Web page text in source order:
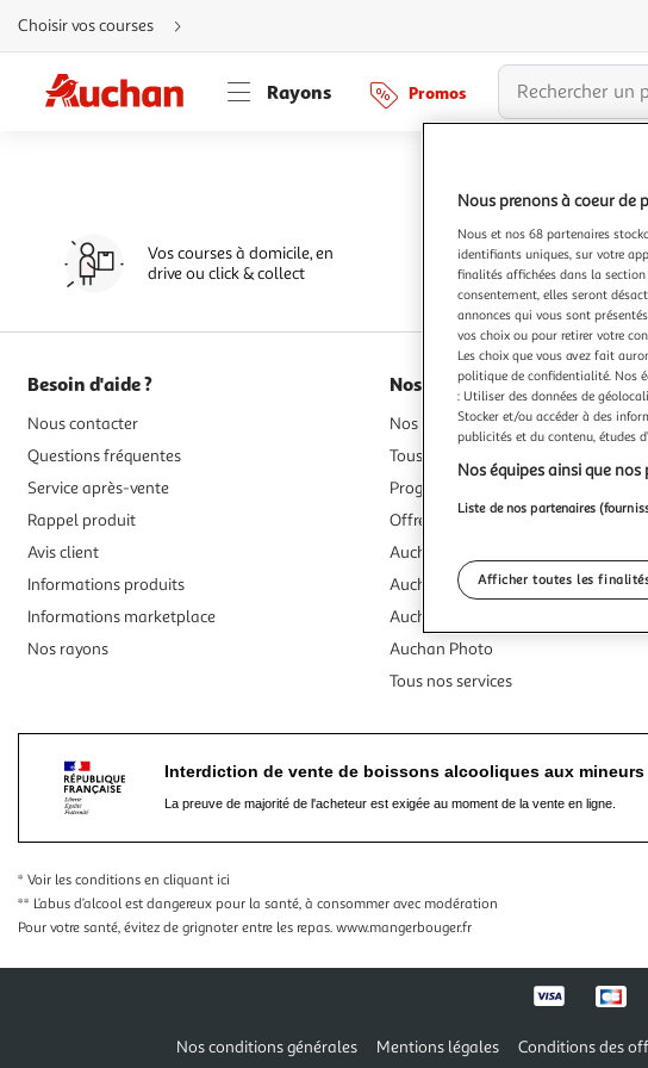
Aller
directement
au
Aller
directement
à
directement
d'aide
Choisir vos courses
Rayons Promos
Vos courses à domicile, en
drive ou click & collect
Paiement
ou au retrait
Besoin d'aide ?
Nous contacter
Questions fréquentes
Service après-vente
Rappel produit
Avis client
Informations produits
Informations marketplace
Nos rayons
Nos services
Nos magasins, drives et points de
Tous nos modes de livraison
Programme de fidélité Waaoh!
Offres de financement
Auchan Traiteur
Auchan Voyages
Auchan Billetterie
Auchan Photo
Tous nos services
Interdiction de vente de boissons alcooliques aux mineurs
La preuve de majorité de l'acheteur est exigée au moment de la vente en ligne.
* Voir les conditions en cliquant ici
** L’abus d’alcool est dangereux pour la santé, à consommer avec modération
Pour votre santé, évitez de grignoter entre les repas. www.mangerbouger.fr
Nos conditions générales Mentions légales Conditions des
Nous prenons à coeur de
Nous et nos 68 partenaires
identifiants uniques, sur votre
finalités affichées dans la
consentement, elles seront
annonces qui vous sont
vos choix ou pour retirer votre
Les choix que vous avez fait
politique de confidentialité. Nos
: Utiliser des données de
Stocker et/ou accéder à des
publicités et du contenu, études
Nos équipes ainsi que
Liste de nos partenaires
Afficher toutes les